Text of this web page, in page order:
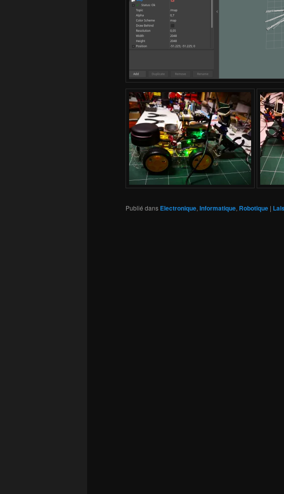
Publié dans Electronique, Informatique, Robotique |